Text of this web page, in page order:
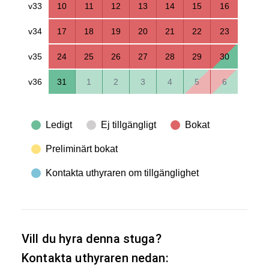
v33 10 11 12 13 14 15 16
v34 17 18 19 20 21 22 23
v35 24 25 26 27 28 29 30
v36 31 1 2 3 4 5 6
Ledigt Ej tillgängligt Bokat
Preliminärt bokat
Kontakta uthyraren om tillgänglighet
Vill du hyra denna stuga?
Kontakta uthyraren nedan: